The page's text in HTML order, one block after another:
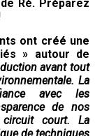
Ré. Préparez
ont créé une
» autour de
avant tout
La
avec les
de nos
court. La
de techniques